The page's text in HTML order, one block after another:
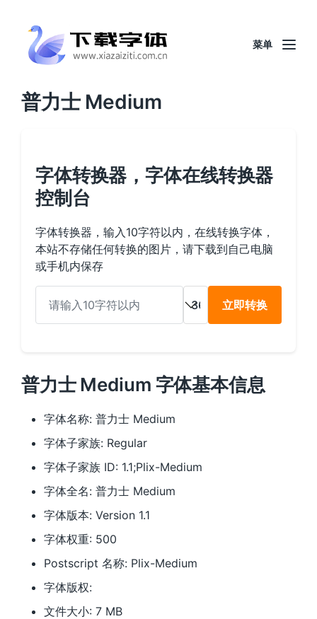
菜单
普力士 Medium
字体转换器，字体在线转换器
控制台
字体转换器，输入10字符以内，在线转换字体，
本站不存储任何转换的图片，请下载到自己电脑
或手机内保存
立即转换
普力士 Medium 字体基本信息
字体名称: 普力士 Medium
字体子家族: Regular
字体子家族 ID: 1.1;Plix-Medium
字体全名: 普力士 Medium
字体版本: Version 1.1
字体权重: 500
Postscript 名称: Plix-Medium
字体版权:
文件大小: 7 MB